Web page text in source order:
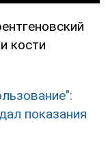
кости
показания